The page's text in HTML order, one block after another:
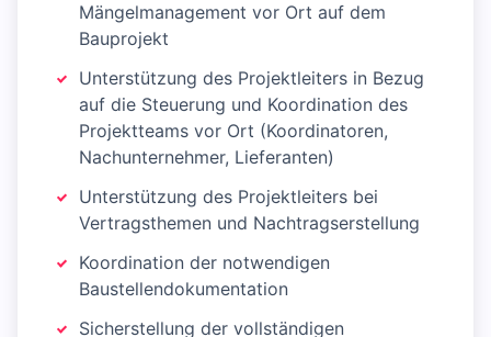
Mängelmanagement vor Ort auf dem
Bauprojekt
Unterstützung des Projektleiters in Bezug
auf die Steuerung und Koordination des
Projektteams vor Ort (Koordinatoren,
Nachunternehmer, Lieferanten)
Unterstützung des Projektleiters bei
Vertragsthemen und Nachtragserstellung
Koordination der notwendigen
Baustellendokumentation
Sicherstellung der vollständigen